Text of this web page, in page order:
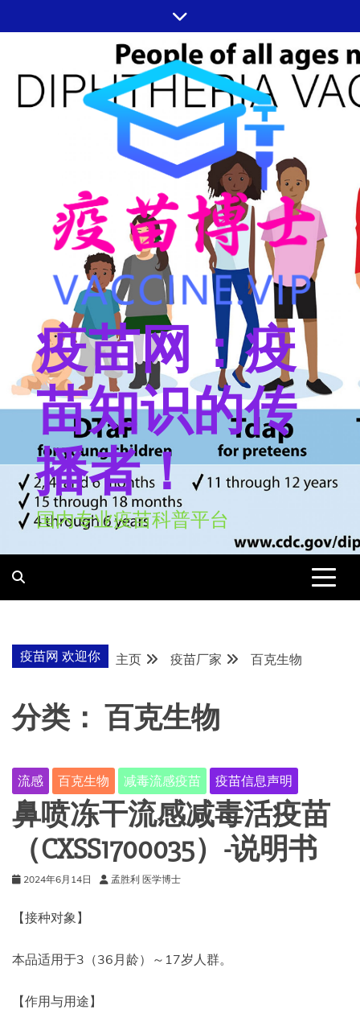
至
疫苗网：疫
苗知识的传
播者！
国内专业疫苗科普平台
疫苗网 欢迎你 主页 疫苗厂家 百克生物
分类： 百克生物
流感 百克生物 减毒流感疫苗 疫苗信息声明
鼻喷冻干流感减毒活疫苗
（CXSS1700035）-说明书
2024年6月14日 孟胜利 医学博士
【接种对象】
本品适用于3（36月龄）～17岁人群。
【作用与用途】